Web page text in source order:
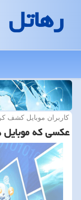
رهاتل
كاربران موبایل كشف
عكسی كه موبایل